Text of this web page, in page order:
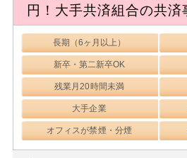
円！大手共済組合の共済
長期（6ヶ月以上）
新卒・第二新卒OK
残業月20時間未満
大手企業
オフィスが禁煙・分煙